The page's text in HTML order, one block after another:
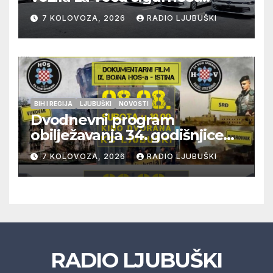
građana i učinkovitiji rad
policije
7 KOLOVOZA, 2026 RADIO LJUBUŠKI
BIH I REGIJA LJUBUŠKI NOVOSTI
Dvodnevni program
obilježavanja 34. godišnjice
pogibije generala Blaža
Kraljevića i osmorice
pripadnika HOS-a
7 KOLOVOZA, 2026 RADIO LJUBUŠKI
RADIO LJUBUŠKI